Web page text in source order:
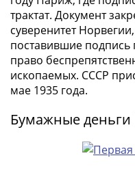
коллекции
Монеты
СССР
РСФСР
РСФСР
СССР
трактат. Документ
суверенитет
поставившие подпись
право
ископаемых. СССР
мае 1935 года.
Бумажные